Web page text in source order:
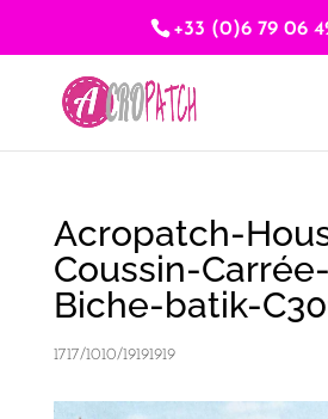
+33 (0)6 79 06
Acropatch-
Coussin-
Biche-batik-
1717/1010/19191919